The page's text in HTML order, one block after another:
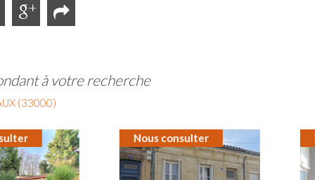
à votre recherche
(33000)
Nous consulter Nous consulter